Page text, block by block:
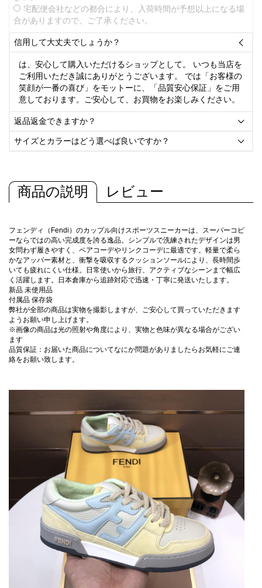
宅配便会社などの都合により、入荷時間が予想以上になる場
合がありますので、ご了承ください。
信用して大丈夫でしょうか？ 
は、安心して購入いただけるショップとして。 いつも当店を
ご利用いただき誠にありがとうございます。 では「お客様の
笑顔が一番の喜び」をモットーに、「品質安心保証」をご用
意しております。ご安心して、お買物をお楽しみください。
返品返金できますか？ 
サイズとカラーはどう選べば良いですか？ 
商品の説明 レビュー
フェンディ（Fendi）のカップル向けスポーツスニーカーは、スーパーコピ
ーならではの高い完成度を誇る逸品。シンプルで洗練されたデザインは男
女問わず履きやすく、ペアコーデやリンクコーデに最適です。軽量で柔ら
かなアッパー素材と、衝撃を吸収するクッションソールにより、長時間歩
いても疲れにくい仕様。日常使いから旅行、アクティブなシーンまで幅広
く活躍します。日本倉庫から追跡対応で迅速・丁寧に発送いたします。
新品 未使用品
付属品 保存袋
弊社が全部の商品は実物を撮影しますが、ご安心して買っていただきます
ようお願い申し上げます。
※画像の商品は光の照射や角度により、実物と色味が異なる場合がござい
ます
品質保証：お届いた商品についてなにか問題がありましたらお気軽にご連
絡をお願い致します。